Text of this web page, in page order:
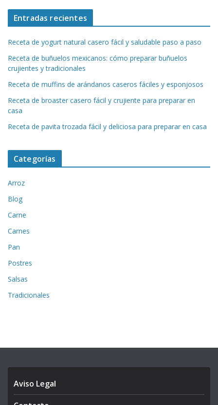
Entradas recientes
Receta de yogurt natural casero fácil y saludable paso a paso
Receta de buñuelos mexicanos: cómo preparar buñuelos
crujientes y tradicionales
Receta de muffins de arándanos caseros fáciles y esponjosos
Receta de broaster casero fácil y crujiente para preparar en
casa
Receta de pavita trozada fácil y deliciosa para preparar en casa
Categorías
Arroz
Blog
Carne
Carnes
Pan
Postres
Salsas
Tradicionales
Aviso Legal